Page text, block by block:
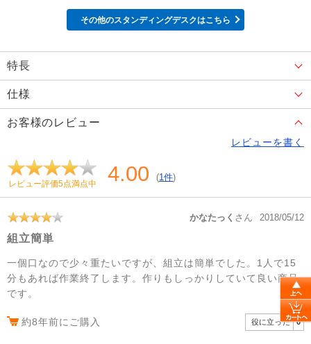
その他のスタンディングデスクはこちら
特長
仕様
お客様のレビュー
レビューを書く
レビュー評価5点満点中 4.00 (1件)
かなたっく さん 2018/05/12
組立簡単
一個口なので少々重たいですが、組立は簡単でした。1人で15
分もあれば作業終了します。作りもしっかりしていて良い商品
です。
約8年前にご購入 役に立った 0